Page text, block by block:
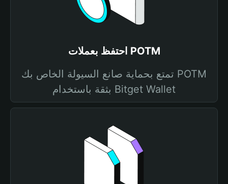
احتفظ بعملات POTM
تمتع بحماية صانع السيولة الخاص بك POTM
بثقة باستخدام Bitget Wallet